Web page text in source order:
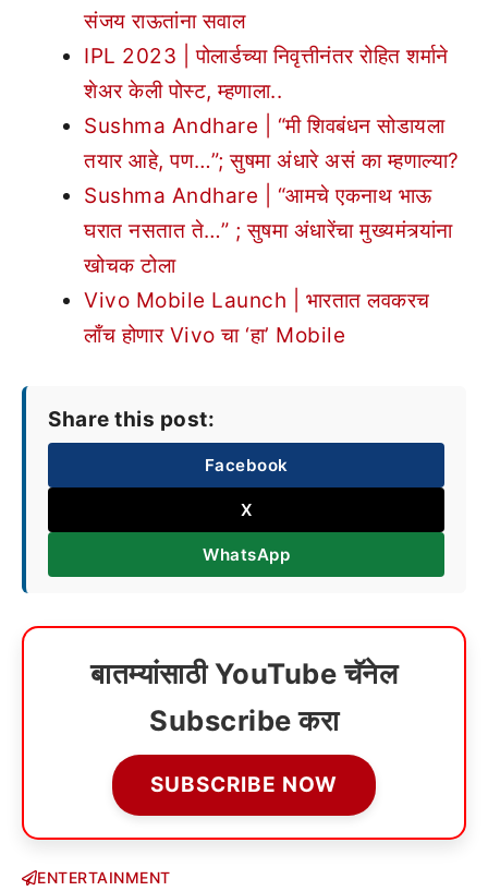
संजय राऊतांना सवाल
IPL 2023 | पोलार्डच्या निवृत्तीनंतर रोहित शर्माने
शेअर केली पोस्ट, म्हणाला..
Sushma Andhare | “मी शिवबंधन सोडायला
तयार आहे, पण…”; सुषमा अंधारे असं का म्हणाल्या?
Sushma Andhare | “आमचे एकनाथ भाऊ
घरात नसतात ते…” ; सुषमा अंधारेंचा मुख्यमंत्र्यांना
खोचक टोला
Vivo Mobile Launch | भारतात लवकरच
लाँच होणार Vivo चा ‘हा’ Mobile
Share this post:
Facebook
X
WhatsApp
बातम्यांसाठी YouTube चॅनेल
Subscribe करा
SUBSCRIBE NOW
ENTERTAINMENT